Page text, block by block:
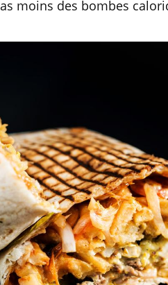
moins des bombes